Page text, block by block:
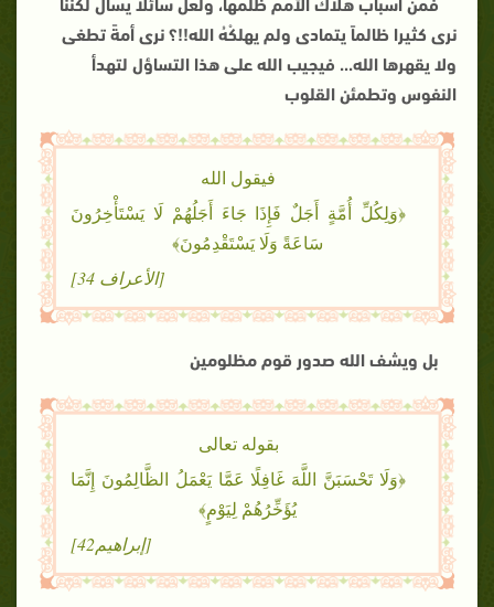
نرى كثيرا ظالماً يتمادى ولم يهلكْهُ الله!!؟ نرى أمةً تطغى
ولا يقهرها الله... فيجيب الله على هذا التساؤل لتهدأ
النفوس وتطمئن القلوب
فيقول الله
﴿وَلِكُلِّ أُمَّةٍ أَجَلٌ فَإِذَا جَاءَ أَجَلُهُمْ لَا يَسْتَأْخِرُونَ
سَاعَةً وَلَا يَسْتَقْدِمُونَ﴾
[الأعراف 34]
بل ويشف الله صدور قوم مظلومين
بقوله تعالى
﴿وَلَا تَحْسَبَنَّ اللَّهَ غَافِلًا عَمَّا يَعْمَلُ الظَّالِمُونَ إِنَّمَا
يُؤَخِّرُهُمْ لِيَوْمٍ﴾
[إبراهيم42]